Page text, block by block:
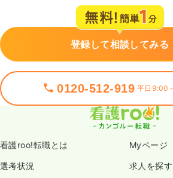
登録して相談してみる
0120-512-919 平日9:00
看護roo!転職とは Myページ
選考状況 求人を探す